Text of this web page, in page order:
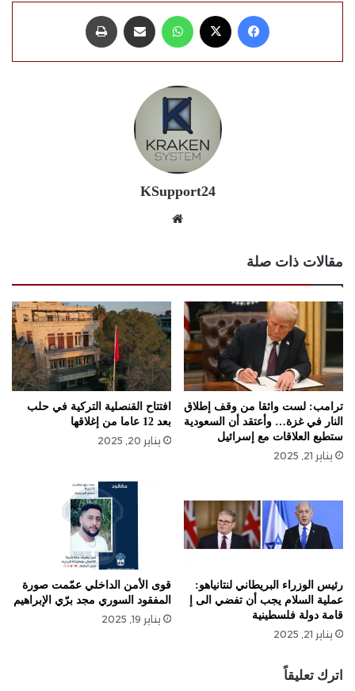
فيسبوك واتساب مشاركة عبر البريد
KSupport24
مقالات ذات صلة
ترامب: لست واثقا من وقف إطلاق
النار في غزة… وأعتقد أن السعودية
ستطبع العلاقات مع إسرائيل
يناير 21, 2025
افتتاح القنصلية التركية في حلب
بعد 12 عاما من إغلاقها
يناير 20, 2025
رئيس الوزراء البريطاني لنتانياهو:
عملية السلام يجب أن تفضي الى إ
قامة دولة فلسطينية
يناير 21, 2025
قوى الأمن الداخلي عمّمت صورة
المفقود السوري مجد برّي الإبراهيم
يناير 19, 2025
اترك تعليقاً